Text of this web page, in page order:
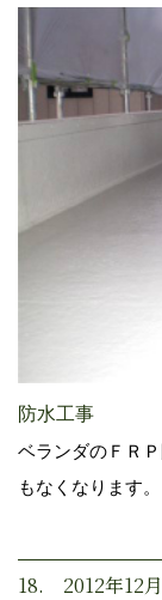
防水工事
ベランダのＦＲ
もなくなります。
18. 2012年12